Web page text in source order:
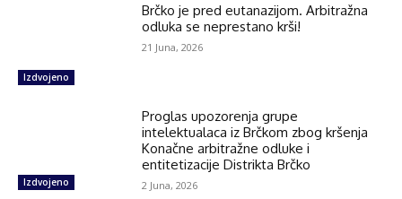
Izdvojeno
Brčko je pred eutanazijom. Arbitražna
odluka se neprestano krši!
21 Juna, 2026
Izdvojeno
Proglas upozorenja grupe
intelektualaca iz Brčkom zbog kršenja
Konačne arbitražne odluke i
entitetizacije Distrikta Brčko
2 Juna, 2026